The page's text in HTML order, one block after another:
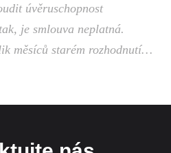
úvěruschopnost
je smlouva neplatná.
měsíců starém rozhodnutí…